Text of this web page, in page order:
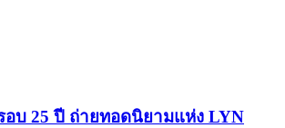
บ 25 ปี ถ่ายทอดนิยามแห่ง LYN